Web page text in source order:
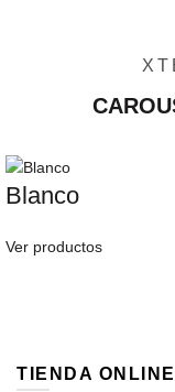
Blanco
Ver productos
TIENDA ONLINE